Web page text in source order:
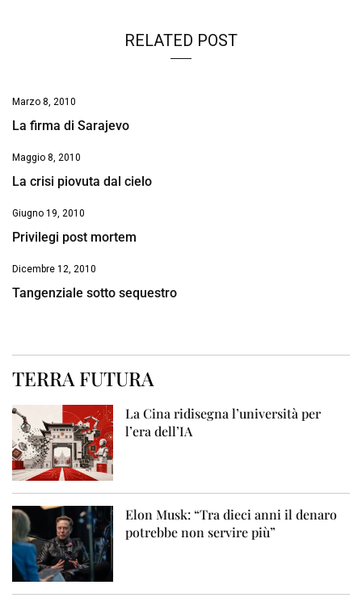
RELATED POST
Marzo 8, 2010
La firma di Sarajevo
Maggio 8, 2010
La crisi piovuta dal cielo
Giugno 19, 2010
Privilegi post mortem
Dicembre 12, 2010
Tangenziale sotto sequestro
TERRA FUTURA
La Cina ridisegna l’università per
l’era dell’IA
Elon Musk: “Tra dieci anni il denaro
potrebbe non servire più”